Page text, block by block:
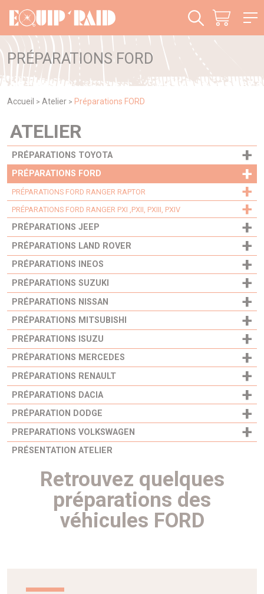
PRÉPARATIONS FORD
Accueil > Atelier > Préparations FORD
ATELIER
PRÉPARATIONS TOYOTA +
PRÉPARATIONS FORD +
PRÉPARATIONS FORD RANGER RAPTOR +
PRÉPARATIONS FORD RANGER PXI ,PXII, PXIII, PXIV +
PRÉPARATIONS JEEP +
PRÉPARATIONS LAND ROVER +
PRÉPARATIONS INEOS +
PRÉPARATIONS SUZUKI +
PRÉPARATIONS NISSAN +
PRÉPARATIONS MITSUBISHI +
PRÉPARATIONS ISUZU +
PRÉPARATIONS MERCEDES +
PRÉPARATIONS RENAULT +
PRÉPARATIONS DACIA +
PRÉPARATION DODGE +
PREPARATIONS VOLKSWAGEN +
PRÉSENTATION ATELIER
Retrouvez quelques
préparations des
véhicules FORD
Panneau de gestion des cookies